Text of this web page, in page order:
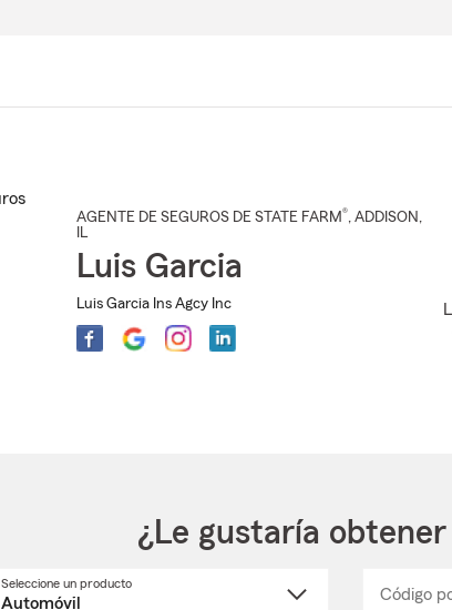
AGENTE DE SEGUROS DE STATE FARM®, ADDISON ,
IL
Luis Garcia
Luis Garcia Ins Agcy Inc
¿Le gustaría
Seleccione un productoSeleccione
Código
_____